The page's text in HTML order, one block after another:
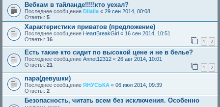
Вебкам в тайланде!!!!!кто уехал?
Последнее сообщение Dilaila « 29 сен 2014, 00:08
Ответы: 5
Характеристики приватов (предложение)
Последнее сообщение HeartBreakGirl « 16 сен 2014, 10:51
Ответы: 16 1 2
Есть такие кто сидит по высокой цене и не в белье?
Последнее сообщение Annet12312 « 26 авг 2014, 10:01
Ответы: 21 1 2
пара(девушки)
Последнее сообщение ЯНУСЬКА « 06 июл 2014, 09:39
Ответы: 2
Безопасность, читать всем без исключения. Особенно